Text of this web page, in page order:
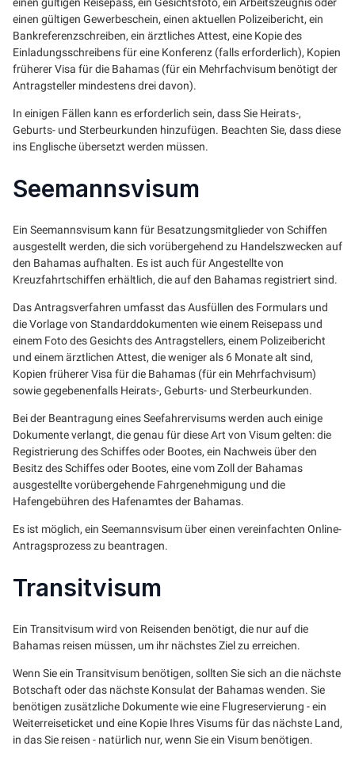
einen gültigen Gewerbeschein, einen aktuellen Polizeibericht, ein
Bankreferenzschreiben, ein ärztliches Attest, eine Kopie des
Einladungsschreibens für eine Konferenz (falls erforderlich), Kopien
früherer Visa für die Bahamas (für ein Mehrfachvisum benötigt der
Antragsteller mindestens drei davon).
In einigen Fällen kann es erforderlich sein, dass Sie Heirats-,
Geburts- und Sterbeurkunden hinzufügen. Beachten Sie, dass diese
ins Englische übersetzt werden müssen.
Seemannsvisum
Ein Seemannsvisum kann für Besatzungsmitglieder von Schiffen
ausgestellt werden, die sich vorübergehend zu Handelszwecken auf
den Bahamas aufhalten. Es ist auch für Angestellte von
Kreuzfahrtschiffen erhältlich, die auf den Bahamas registriert sind.
Das Antragsverfahren umfasst das Ausfüllen des Formulars und
die Vorlage von Standarddokumenten wie einem Reisepass und
einem Foto des Gesichts des Antragstellers, einem Polizeibericht
und einem ärztlichen Attest, die weniger als 6 Monate alt sind,
Kopien früherer Visa für die Bahamas (für ein Mehrfachvisum)
sowie gegebenenfalls Heirats-, Geburts- und Sterbeurkunden.
Bei der Beantragung eines Seefahrervisums werden auch einige
Dokumente verlangt, die genau für diese Art von Visum gelten: die
Registrierung des Schiffes oder Bootes, ein Nachweis über den
Besitz des Schiffes oder Bootes, eine vom Zoll der Bahamas
ausgestellte vorübergehende Fahrgenehmigung und die
Hafengebühren des Hafenamtes der Bahamas.
Es ist möglich, ein Seemannsvisum über einen vereinfachten Online-
Antragsprozess zu beantragen.
Transitvisum
Ein Transitvisum wird von Reisenden benötigt, die nur auf die
Bahamas reisen müssen, um ihr nächstes Ziel zu erreichen.
Wenn Sie ein Transitvisum benötigen, sollten Sie sich an die nächste
Botschaft oder das nächste Konsulat der Bahamas wenden. Sie
benötigen zusätzliche Dokumente wie eine Flugreservierung - ein
Weiterreiseticket und eine Kopie Ihres Visums für das nächste Land,
in das Sie reisen - natürlich nur, wenn Sie ein Visum benötigen.